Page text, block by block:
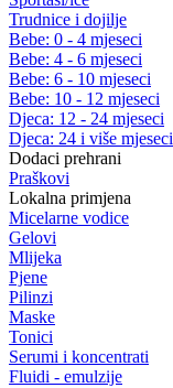
Trudnice i dojilje
Bebe: 0 - 4 mjeseci
Bebe: 4 - 6 mjeseci
Bebe: 6 - 10 mjeseci
Bebe: 10 - 12 mjeseci
Djeca: 12 - 24 mjeseci
Djeca: 24 i više mjeseci
Dodaci prehrani
Praškovi
Lokalna primjena
Micelarne vodice
Gelovi
Mlijeka
Pjene
Pilinzi
Maske
Tonici
Serumi i koncentrati
Fluidi - emulzije